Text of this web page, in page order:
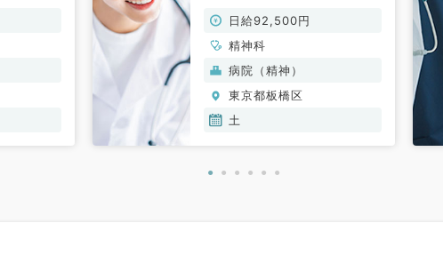
日給92,500円
精神科
病院（精神）
東京都板橋区
土